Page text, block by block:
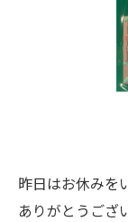
昨日はお休みを
ありがとうござ